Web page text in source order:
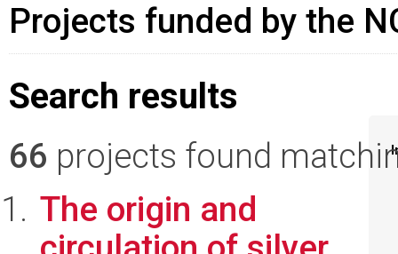
Projects funded by the
Search results
66 projects found
The origin and